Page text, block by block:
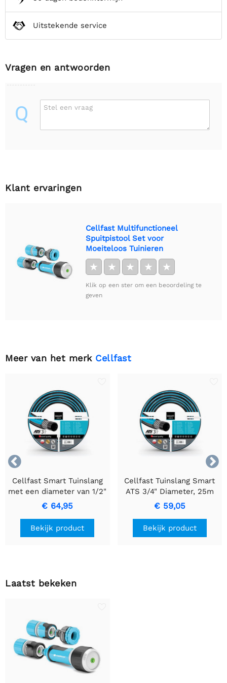
Uitstekende service
Vragen en antwoorden
Q Stel een vraag
Klant ervaringen
Cellfast Multifunctioneel
Spuitpistool Set voor
Moeiteloos Tuinieren
★ ★ ★ ★ ★
Klik op een ster om een beoordeling te
geven
Meer van het merk Cellfast


Cellfast Smart Tuinslang
met een diameter van 1/2"
en een lengte van 50m.
€ 64,95
Bekijk product
Cellfast Tuinslang Smart
ATS 3/4" Diameter, 25m
slang
€ 59,05
Bekijk product
Laatst bekeken